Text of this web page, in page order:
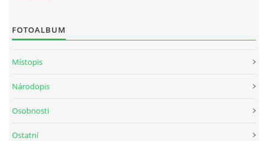
FOTOALBUM
Místopis
Národopis
Osobnosti
Ostatní